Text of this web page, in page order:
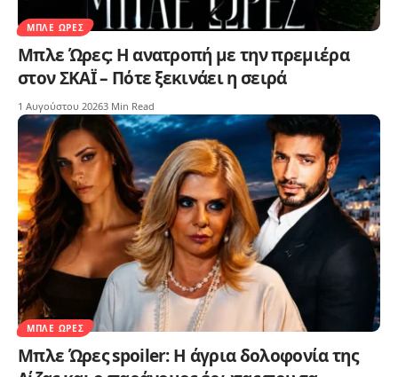
ΜΠΛΕ ΏΡΕΣ
Μπλε Ώρες: Η ανατροπή με την πρεμιέρα
στον ΣΚΑΪ – Πότε ξεκινάει η σειρά
1 Αυγούστου 20263 Min Read
ΜΠΛΕ ΏΡΕΣ
Μπλε Ώρες spoiler: Η άγρια δολοφονία της